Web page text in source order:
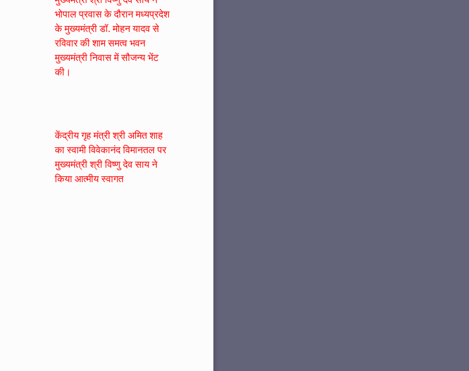
भोपाल प्रवास के दौरान मध्यप्रदेश
के मुख्यमंत्री डॉ. मोहन यादव से
रविवार की शाम समत्व भवन
मुख्यमंत्री निवास में सौजन्य भेंट
की।
केंद्रीय गृह मंत्री श्री अमित शाह
का स्वामी विवेकानंद विमानतल पर
मुख्यमंत्री श्री विष्णु देव साय ने
किया आत्मीय स्वागत